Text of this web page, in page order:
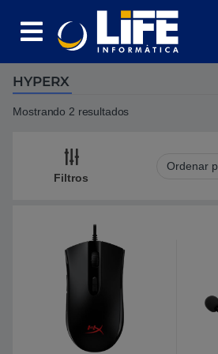
HYPERX
Mostrando 2 resultados
Filtros